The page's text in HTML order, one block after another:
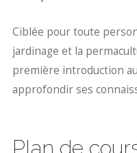
Ciblée pour toute
jardinage et la
première introduction
approfondir ses
Plan de